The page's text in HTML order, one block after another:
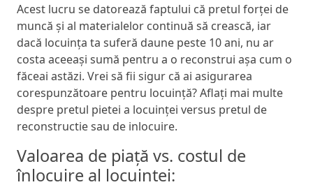
Acest lucru se datorează faptului că pretul forței de
muncă și al materialelor continuă să crească, iar
dacă locuința ta suferă daune peste 10 ani, nu ar
costa aceeași sumă pentru a o reconstrui așa cum o
făceai astăzi. Vrei să fii sigur că ai asigurarea
corespunzătoare pentru locuință? Aflați mai multe
despre pretul pietei a locuinței versus pretul de
reconstructie sau de inlocuire.
Valoarea de piață vs. costul de
înlocuire al locuintei: